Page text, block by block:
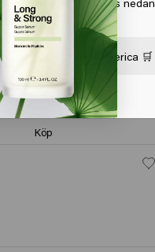
- travel size
Köp
United States of America 🛒